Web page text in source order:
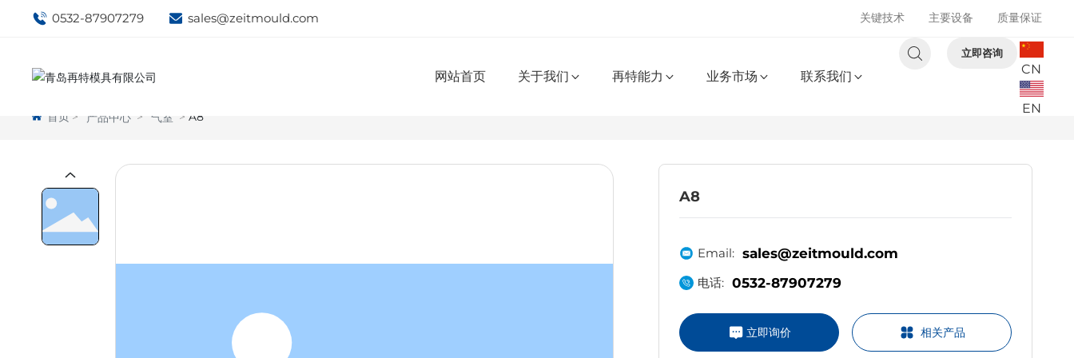
0532-87907279 sales@zeitmould.com 关键技术 主要设备 质量保证
网站首页 关于我们 再特能力 业务市场 联系我们
立即咨询
CN
EN
首页 产品中心 气室 A8
A8
Email: sales@zeitmould.com
电话: 0532-87907279
立即询价 相关产品